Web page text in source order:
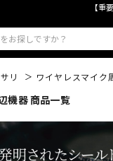
【重
/エレ
リ ワイヤレスマイク
機器 商品一覧